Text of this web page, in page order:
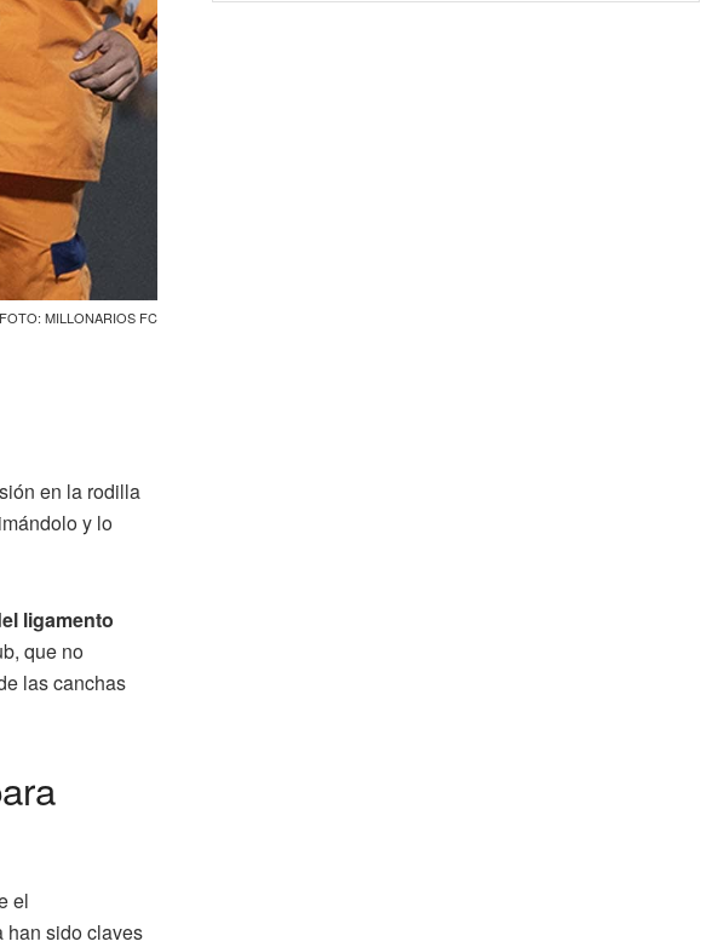
MILLONARIOS FC
en la rodilla
y lo
ligamento
que no
las canchas
el
han sido claves